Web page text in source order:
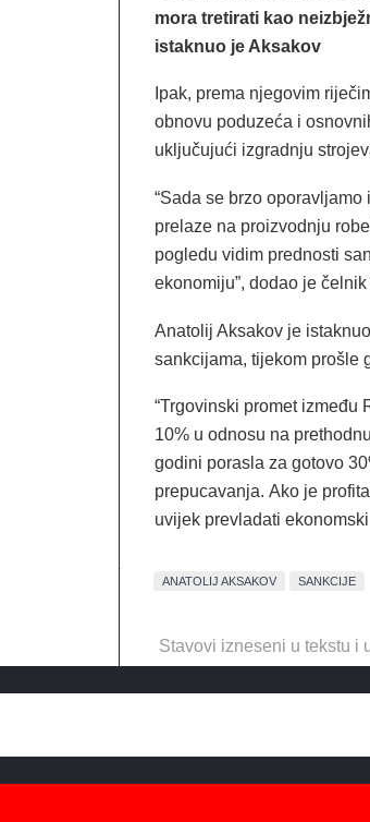
mora tretirati kao
istaknuo je Aksakov
Ipak, prema njegovim
obnovu poduzeća i
uključujući izgradnju
“Sada se brzo
prelaze na proizvodnju
pogledu vidim prednosti
ekonomiju”, dodao je
Anatolij Aksakov je
sankcijama, tijekom prošle
“Trgovinski promet između
10% u odnosu na
godini porasla za gotovo
prepucavanja. Ako je
uvijek prevladati
ANATOLIJ AKSAKOV SANKCIJE
Stavovi izneseni u tekstu i